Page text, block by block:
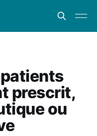
prescrit,
ou